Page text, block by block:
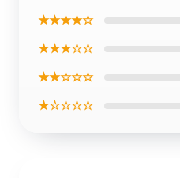
★★★★☆
★★★☆☆
★★☆☆☆
★☆☆☆☆